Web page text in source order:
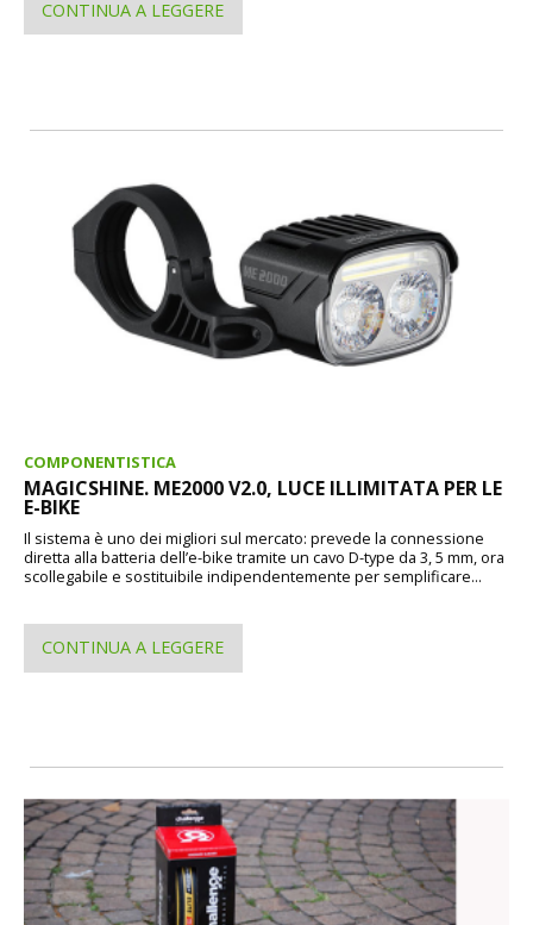
CONTINUA A LEGGERE
COMPONENTISTICA
MAGICSHINE. ME2000 V2.0, LUCE ILLIMITATA PER LE
E-BIKE
Il sistema è uno dei migliori sul mercato: prevede la connessione
diretta alla batteria dell’e-bike tramite un cavo D-type da 3, 5 mm, ora
scollegabile e sostituibile indipendentemente per semplificare...
CONTINUA A LEGGERE